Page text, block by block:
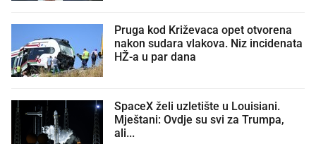
Pruga kod Križevaca opet otvorena
nakon sudara vlakova. Niz incidenata
HŽ-a u par dana
SpaceX želi uzletište u Louisiani.
Mještani: Ovdje su svi za Trumpa,
ali...